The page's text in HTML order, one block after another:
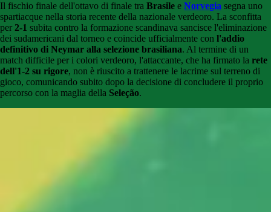
Il fischio finale dell'ottavo di finale tra Brasile e Norvegia segna uno
spartiacque nella storia recente della nazionale verdeoro. La sconfitta
per 2-1 subita contro la formazione scandinava sancisce l'eliminazione
dei sudamericani dal torneo e coincide ufficialmente con l'addio
definitivo di Neymar alla selezione brasiliana. Al termine di un
match difficile per i colori verdeoro, l'attaccante, che ha firmato la rete
dell'1-2 su rigore, non è riuscito a trattenere le lacrime sul terreno di
gioco, comunicando subito dopo la decisione di concludere il proprio
percorso con la maglia della Seleção.